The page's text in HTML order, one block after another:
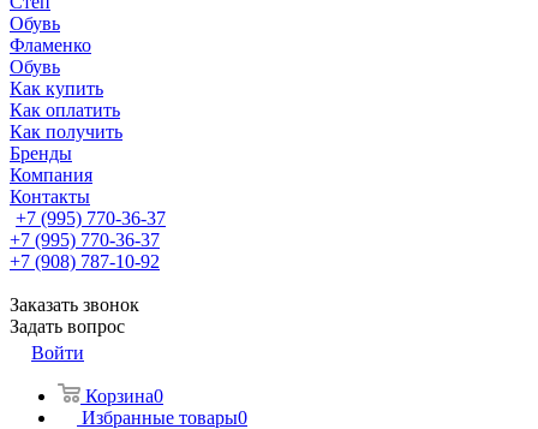
Обувь
Фламенко
Обувь
Как купить
Как оплатить
Как получить
Бренды
Компания
Контакты
+7 (995) 770-36-37
+7 (995) 770-36-37
+7 (908) 787-10-92
Заказать звонок
Задать вопрос
Войти
Корзина0
Избранные товары0